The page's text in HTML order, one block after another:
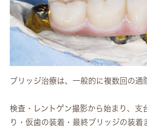
ブリッジ治療は、一般的に複数回の通
検査・レントゲン撮影から始まり、支
り・仮歯の装着・最終ブリッジの装着